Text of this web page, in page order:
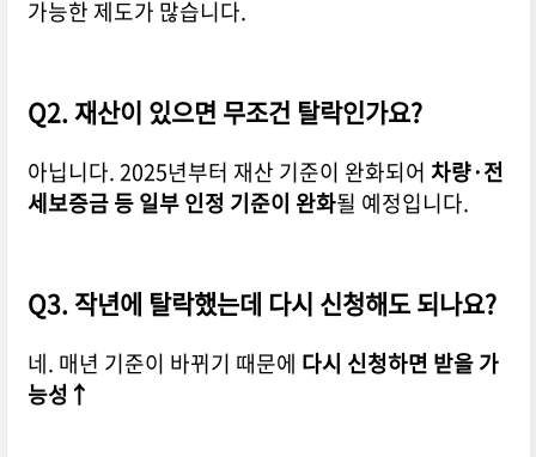
가능한 제도가 많습니다.
Q2. 재산이 있으면 무조건 탈락인가요?
아닙니다. 2025년부터 재산 기준이 완화되어 차량·전
세보증금 등 일부 인정 기준이 완화될 예정입니다.
Q3. 작년에 탈락했는데 다시 신청해도 되나요?
네. 매년 기준이 바뀌기 때문에 다시 신청하면 받을 가
능성↑